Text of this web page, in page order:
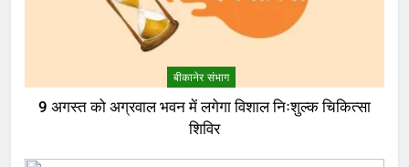
बीकानेर संभाग
9 अगस्त को अग्रवाल भवन में लगेगा विशाल निःशुल्क चिकित्सा
शिविर